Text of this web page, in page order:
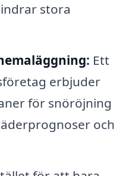
stora
Ett
erbjuder
för snöröjning
och